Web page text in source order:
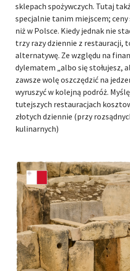
sklepach spożywczych. Tutaj
specjalnie tanim miejscem; ceny
niż w Polsce. Kiedy jednak nie
trzy razy dziennie z restauracji,
alternatywę. Ze względu na
dylematem „albo się stołujesz,
zawsze wolę oszczędzić na
wyruszyć w kolejną podróż.
tutejszych restauracjach
złotych dziennie (przy
kulinarnych)